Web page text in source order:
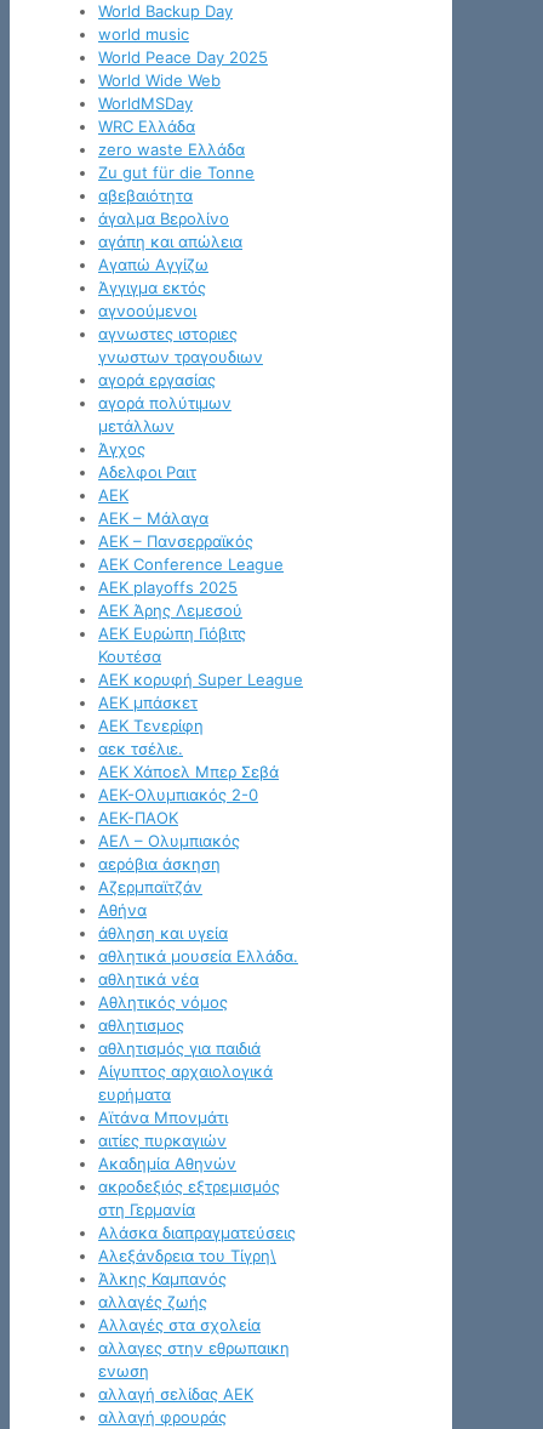
World Backup Day
world music
World Peace Day 2025
World Wide Web
WorldMSDay
WRC Ελλάδα
zero waste Ελλάδα
Zu gut für die Tonne
αβεβαιότητα
άγαλμα Βερολίνο
αγάπη και απώλεια
Αγαπώ Αγγίζω
Άγγιγμα εκτός
αγνοούμενοι
αγνωστες ιστοριες
γνωστων τραγουδιων
αγορά εργασίας
αγορά πολύτιμων
μετάλλων
Άγχος
Αδελφοι Ραιτ
ΑΕΚ
ΑΕΚ – Μάλαγα
ΑΕΚ – Πανσερραϊκός
ΑΕΚ Conference League
ΑΕΚ playoffs 2025
ΑΕΚ Άρης Λεμεσού
ΑΕΚ Ευρώπη Γιόβιτς
Κουτέσα
ΑΕΚ κορυφή Super League
ΑΕΚ μπάσκετ
ΑΕΚ Τενερίφη
αεκ τσέλιε.
ΑΕΚ Χάποελ Μπερ Σεβά
ΑΕΚ-Ολυμπιακός 2-0
ΑΕΚ-ΠΑΟΚ
ΑΕΛ – Ολυμπιακός
αερόβια άσκηση
Αζερμπαϊτζάν
Αθήνα
άθληση και υγεία
αθλητικά μουσεία Ελλάδα.
αθλητικά νέα
Αθλητικός νόμος
αθλητισμος
αθλητισμός για παιδιά
Αίγυπτος αρχαιολογικά
ευρήματα
Αϊτάνα Μπονμάτι
αιτίες πυρκαγιών
Ακαδημία Αθηνών
ακροδεξιός εξτρεμισμός
στη Γερμανία
Αλάσκα διαπραγματεύσεις
Αλεξάνδρεια του Τίγρη\
Άλκης Καμπανός
αλλαγές ζωής
Αλλαγές στα σχολεία
αλλαγες στην εθρωπαικη
ενωση
αλλαγή σελίδας ΑΕΚ
αλλαγή φρουράς